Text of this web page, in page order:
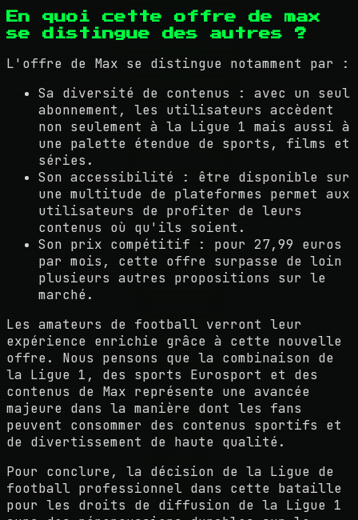
En quoi cette offre de max
se distingue des autres ?
L'offre de Max se distingue notamment par :
Sa diversité de contenus : avec un seul
abonnement, les utilisateurs accèdent
non seulement à la Ligue 1 mais aussi à
une palette étendue de sports, films et
séries.
Son accessibilité : être disponible sur
une multitude de plateformes permet aux
utilisateurs de profiter de leurs
contenus où qu'ils soient.
Son prix compétitif : pour 27,99 euros
par mois, cette offre surpasse de loin
plusieurs autres propositions sur le
marché.
Les amateurs de football verront leur
expérience enrichie grâce à cette nouvelle
offre. Nous pensons que la combinaison de
la Ligue 1, des sports Eurosport et des
contenus de Max représente une avancée
majeure dans la manière dont les fans
peuvent consommer des contenus sportifs et
de divertissement de haute qualité.
Pour conclure, la décision de la Ligue de
football professionnel dans cette bataille
pour les droits de diffusion de la Ligue 1